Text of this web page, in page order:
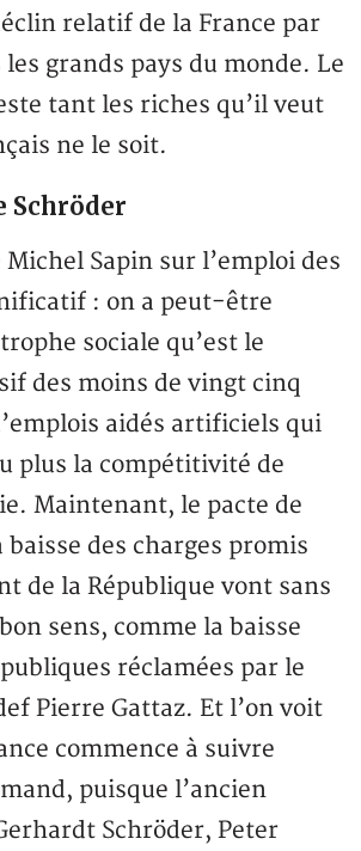
relatif de la France par
grands pays du monde. Le
tant les riches qu’il veut
ne le soit.
Schröder
Michel Sapin sur l’emploi des
: on a peut-être
sociale qu’est le
des moins de vingt cinq
aidés artificiels qui
plus la compétitivité de
Maintenant, le pacte de
des charges promis
de la République vont sans
sens, comme la baisse
réclamées par le
Pierre Gattaz. Et l’on voit
commence à suivre
puisque l’ancien
Schröder, Peter